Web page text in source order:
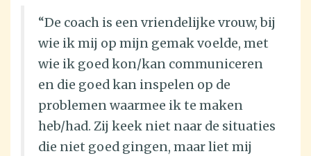
“De coach is een vriendelijke vrouw, bij
wie ik mij op mijn gemak voelde, met
wie ik goed kon/kan communiceren
en die goed kan inspelen op de
problemen waarmee ik te maken
heb/had. Zij keek niet naar de situaties
die niet goed gingen, maar liet mij